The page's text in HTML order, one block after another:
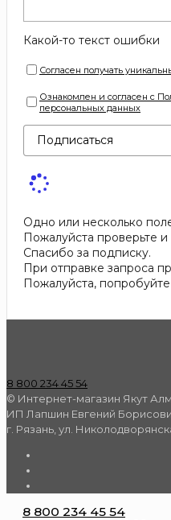
Какой-то текст ошибки
Согласен получать
Ознакомлен и согласен с
персональных данных
Подписаться
Одно или несколько
Пожалуйста проверьте
Спасибо за подписку.
При отправке запроса
Пожалуйста,
8 800 234 45 54
© Интернет-магазин Якут
ИП Лапшин Евгений
г. Рязань, ул.
8 800 234 45 54